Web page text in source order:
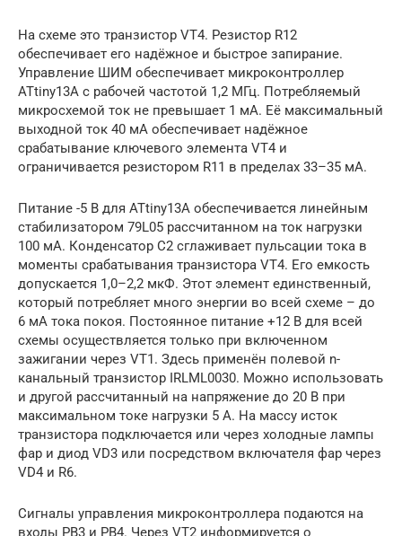
На схеме это транзистор VT4. Резистор R12
обеспечивает его надёжное и быстрое запирание.
Управление ШИМ обеспечивает микроконтроллер
ATtiny13A с рабочей частотой 1,2 МГц. Потребляемый
микросхемой ток не превышает 1 мА. Её максимальный
выходной ток 40 мА обеспечивает надёжное
срабатывание ключевого элемента VT4 и
ограничивается резистором R11 в пределах 33–35 мА.
Питание -5 В для ATtiny13A обеспечивается линейным
стабилизатором 79L05 рассчитанном на ток нагрузки
100 мА. Конденсатор C2 сглаживает пульсации тока в
моменты срабатывания транзистора VT4. Его емкость
допускается 1,0–2,2 мкФ. Этот элемент единственный,
который потребляет много энергии во всей схеме – до
6 мА тока покоя. Постоянное питание +12 В для всей
схемы осуществляется только при включенном
зажигании через VT1. Здесь применён полевой n-
канальный транзистор IRLML0030. Можно использовать
и другой рассчитанный на напряжение до 20 В при
максимальном токе нагрузки 5 А. На массу исток
транзистора подключается или через холодные лампы
фар и диод VD3 или посредством включателя фар через
VD4 и R6.
Сигналы управления микроконтроллера подаются на
входы PB3 и PB4. Через VT2 информируется о